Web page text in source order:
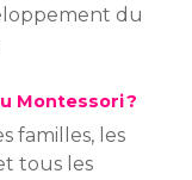
du
Montessori ?
familles, les
tous les